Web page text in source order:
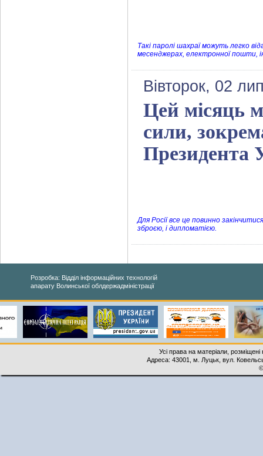
Такі паролі шахраї можуть легко
месенджерах, електронної пошти,
Вівторок, 02
Цей місяць
сили,
Президента
Для Росії все це повинно
зброєю, і дипломатією.
Розробка: Відділ інформаційних технологій
апарату Волинської облдержадміністрації
Усі права на матеріали,
Адреса: 43001, м. Луцьк, вул.